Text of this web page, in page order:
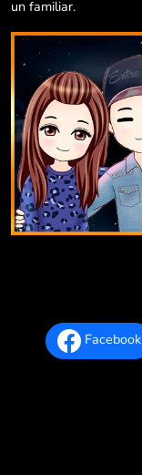
un familiar.
Facebook